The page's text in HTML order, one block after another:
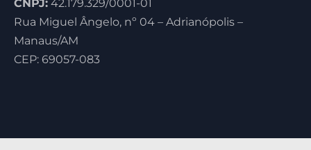
CNPJ: 42.179.329/0001-01
Rua Miguel Ângelo, nº 04 – Adrianópolis –
Manaus/AM
CEP: 69057-083